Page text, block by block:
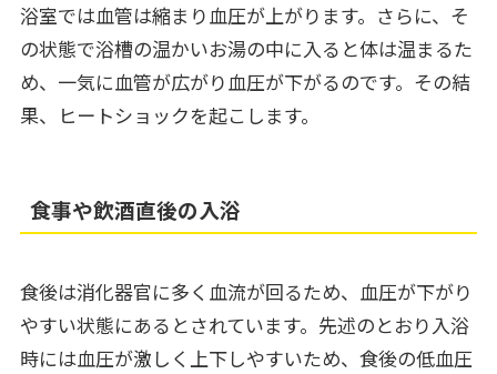
浴室では血管は縮まり血圧が上がります。さらに、そ
の状態で浴槽の温かいお湯の中に入ると体は温まるた
め、一気に血管が広がり血圧が下がるのです。その結
果、ヒートショックを起こします。
食事や飲酒直後の入浴
食後は消化器官に多く血流が回るため、血圧が下がり
やすい状態にあるとされています。先述のとおり入浴
時には血圧が激しく上下しやすいため、食後の低血圧